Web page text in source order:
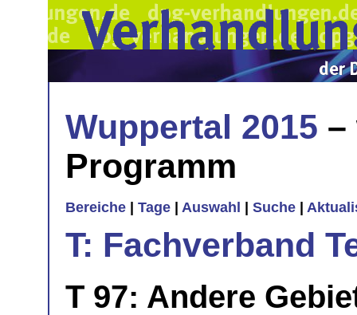
Wuppertal 2015 –
Programm
Bereiche Tage Auswahl Suche
T: Fachverband
T 97: Andere